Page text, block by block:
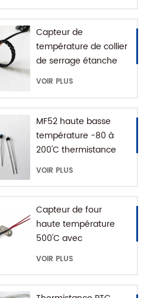
Capteur de
température de collier
de serrage étanche
IP68
VOIR PLUS
MF52 haute basse
température -80 à
200'C thermistance
époxy NTC
VOIR PLUS
Capteur de four
haute température
500'C avec
connecteur de terre
VOIR PLUS